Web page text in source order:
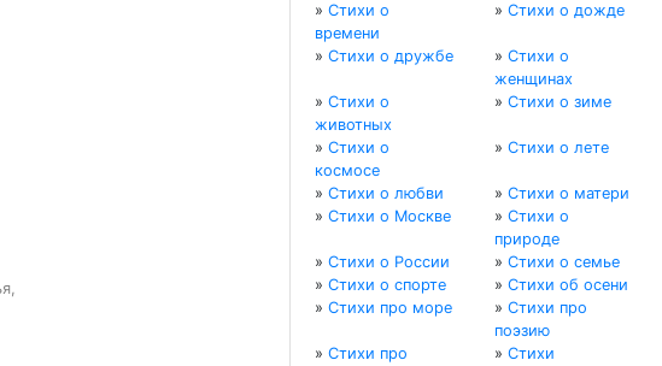
» Стихи о
времени
» Стихи о дожде
» Стихи о дружбе » Стихи о
женщинах
» Стихи о
животных
» Стихи о зиме
» Стихи о
космосе
» Стихи о лете
» Стихи о любви » Стихи о матери
» Стихи о Москве » Стихи о
природе
» Стихи о России » Стихи о семье
» Стихи о спорте » Стихи об осени
» Стихи про море » Стихи про
поэзию
» Стихи про
» Стихи